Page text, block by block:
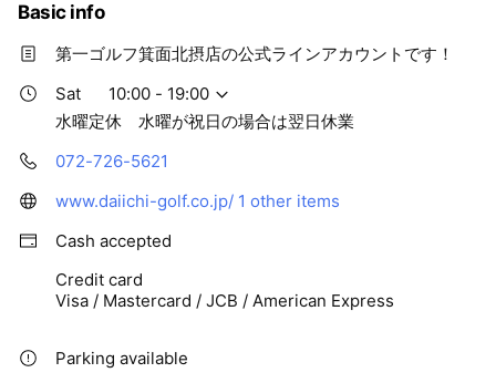
Basic info
第一ゴルフ箕面北摂店の公式ラインアカウントです！
Sat
10:00 - 19:00
水曜定休 水曜が祝日の場合は翌日休業
072-726-5621
www.daiichi-golf.co.jp/ 1 other items
Cash accepted
Credit card
Visa / Mastercard / JCB / American Express
Parking available